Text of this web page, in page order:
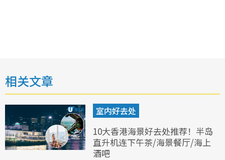
相关文章
室内好去处
10大香港海景好去处推荐！半岛
直升机连下午茶/海景餐厅/海上
酒吧